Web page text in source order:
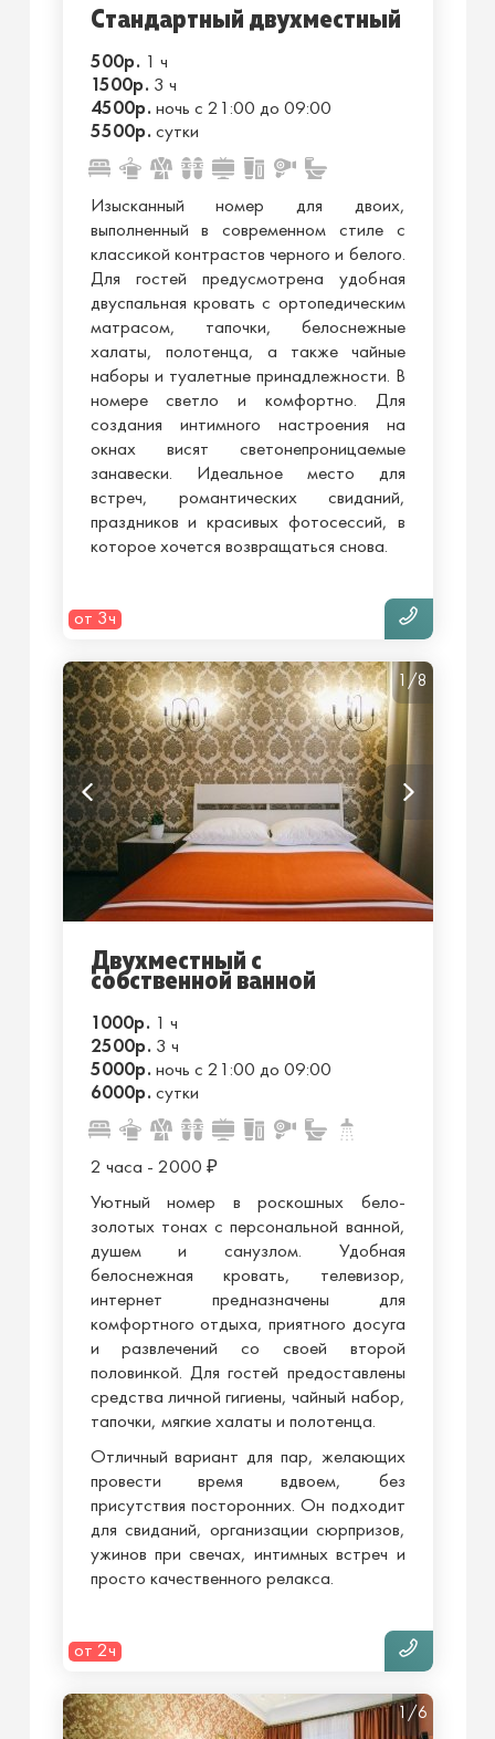
Стандартный двухместный
500р. 1 ч
1500р. 3 ч
4500р. ночь с 21:00 до 09:00
5500р. сутки
Изысканный номер для двоих,
выполненный в современном стиле с
классикой контрастов черного и белого.
Для гостей предусмотрена удобная
двуспальная кровать с ортопедическим
матрасом, тапочки, белоснежные
халаты, полотенца, а также чайные
наборы и туалетные принадлежности. В
номере светло и комфортно. Для
создания интимного настроения на
окнах висят светонепроницаемые
занавески. Идеальное место для
встреч, романтических свиданий,
праздников и красивых фотосессий, в
которое хочется возвращаться снова.
от 3ч
1/8
Двухместный с
собственной ванной
1000р. 1 ч
2500р. 3 ч
5000р. ночь с 21:00 до 09:00
6000р. сутки
2 часа - 2000 ₽
Уютный номер в роскошных бело-
золотых тонах с персональной ванной,
душем и санузлом. Удобная
белоснежная кровать, телевизор,
интернет предназначены для
комфортного отдыха, приятного досуга
и развлечений со своей второй
половинкой. Для гостей предоставлены
средства личной гигиены, чайный набор,
тапочки, мягкие халаты и полотенца.
Отличный вариант для пар, желающих
провести время вдвоем, без
присутствия посторонних. Он подходит
для свиданий, организации сюрпризов,
ужинов при свечах, интимных встреч и
просто качественного релакса.
от 2ч
1/6